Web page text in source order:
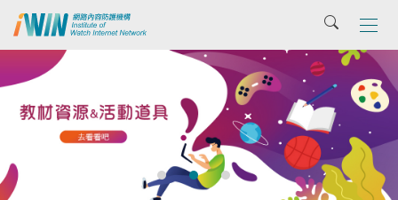
主
要
容
區
搜尋